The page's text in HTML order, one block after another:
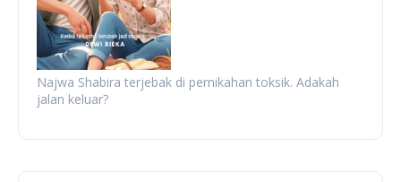
Najwa Shabira terjebak di pernikahan toksik. Adakah
jalan keluar?